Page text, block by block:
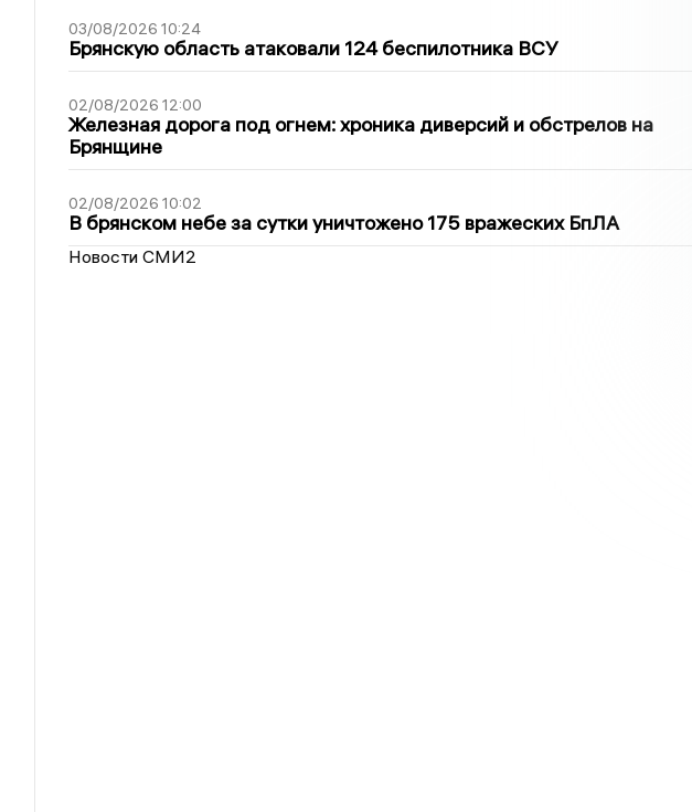
03/08/2026 10:24
Брянскую область атаковали 124 беспилотника ВСУ
02/08/2026 12:00
Железная дорога под огнем: хроника диверсий и обстрелов на
Брянщине
02/08/2026 10:02
В брянском небе за сутки уничтожено 175 вражеских БпЛА
Новости СМИ2